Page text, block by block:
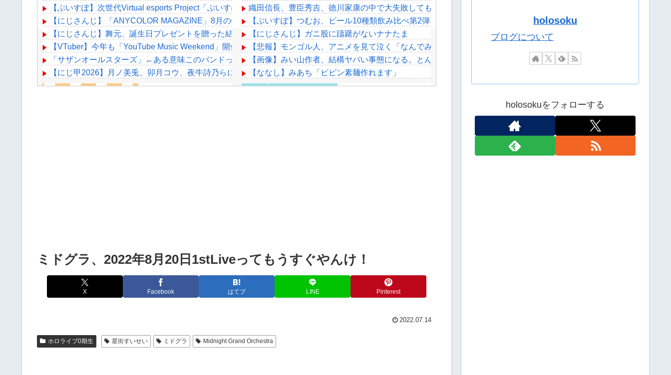
【ぶいすぽ】次世代Virtual esports Project「ぶいすぽっ！」、ARG企画を実施！
【にじさんじ】「ANYCOLOR MAGAZINE」8月の特集では、「今宵、××と夢を見る。」を深掘り。 十河ののは、夜牛詩乃、蝸堂みかる、猫屋敷美紅がカバーアートに登場
【にじさんじ】舞元、誕生日プレゼントを贈った結果「弟めっちゃ喜んでくれました」
【VTuber】今年も「YouTube Music Weekend」開催か？予告に多数のVTuberが登場『穴埋めクイズや』
「サザンオールスターズ」←ある意味このバンドってめちゃくちゃ過小評価されとるよな
【にじ甲2026】月ノ美兎、卯月コウ、夜牛詩乃らによる甲子園とかも見たくはある
織田信長、豊臣秀吉、徳川家康の中で大失敗しても謝ったら許してくれそうなのって徳川家康だよな
【ぶいすぽ】つむお、ビール10種類飲み比べ第2弾！「最近は焼肉屋で最初にビールを頼むくらい好き」
【にじさんじ】ガニ股に躊躇がないナナたま
【悲報】モンゴル人、アニメを見て泣く「なんでみんなチンギス・ハンを悪者みたいに扱うの？」
【画像】みい山作者、結構ヤバい事態になる。とんでもない人物との打ち合わせを自白していた
【ななし】みあち「ビビン素麺作れます」
ミドグラ、2022年8月20日1stLiveってもうすぐやんけ！
X Facebook はてブ LINE Pinterest
2022.07.14
ホロライブ0期生 星街すいせい ミドグラ Midnight Grand Orchestra
holosoku
ブログについて
holosokuをフォローする